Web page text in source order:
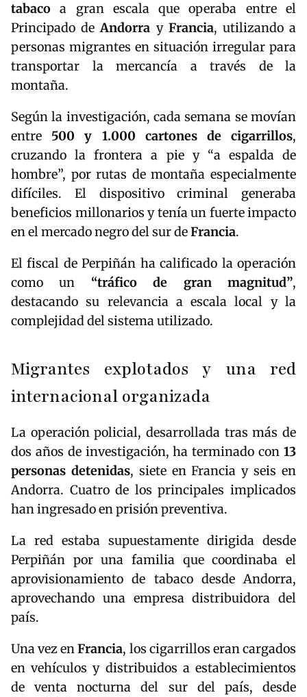
tabaco a gran escala que operaba entre el
Principado deAndorra y Francia, utilizando a
personas migrantes en situación irregular para
transportar la mercancía a través de la
montaña.
Según la investigación, cada semana se movían
entre 500 y 1.000 cartones de cigarrillos,
cruzando la frontera a pie y “a espalda de
hombre”, por rutas de montaña especialmente
difíciles. El dispositivo criminal generaba
beneficios millonarios y tenía un fuerte impacto
en el mercado negro del sur deFrancia.
El fiscal de Perpiñán ha calificado la operación
como un “tráfico de gran magnitud”,
destacando su relevancia a escala local y la
complejidad del sistema utilizado.
Migrantes explotados y una red
internacional organizada
La operación policial, desarrollada tras más de
dos años de investigación, ha terminado con 13
personas detenidas, siete en Francia y seis en
Andorra. Cuatro de los principales implicados
han ingresado en prisión preventiva.
La red estaba supuestamente dirigida desde
Perpiñán por una familia que coordinaba el
aprovisionamiento de tabaco desde Andorra,
aprovechando una empresa distribuidora del
país.
Una vez enFrancia, los cigarrillos eran cargados
en vehículos y distribuidos a establecimientos
de venta nocturna del sur del país, desde